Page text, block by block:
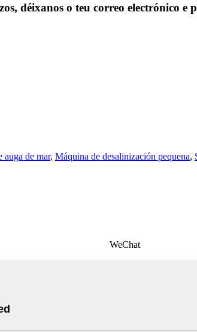
déixanos o teu correo electrónico e
auga de mar, Máquina de desalinización pequena,
WeChat